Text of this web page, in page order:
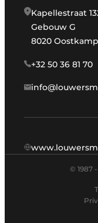
Kapellestraat
Gebouw G
8020
+32 50 36 81 70
© 1987